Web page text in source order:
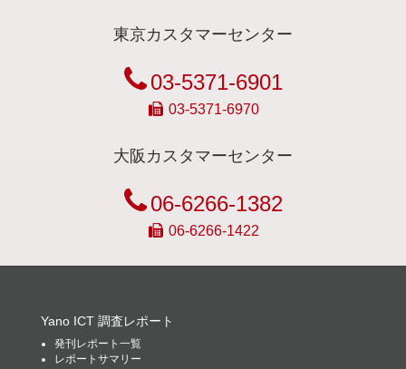
東京カスタマーセンター
03-5371-6901
03-5371-6970
大阪カスタマーセンター
06-6266-1382
06-6266-1422
Yano ICT 調査レポート
発刊レポート一覧
レポートサマリー